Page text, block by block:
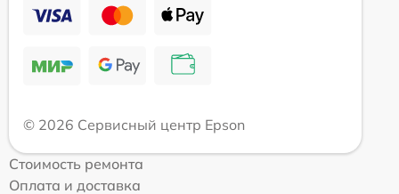
© 2026 Сервисный центр Epson
Стоимость ремонта
Оплата и доставка